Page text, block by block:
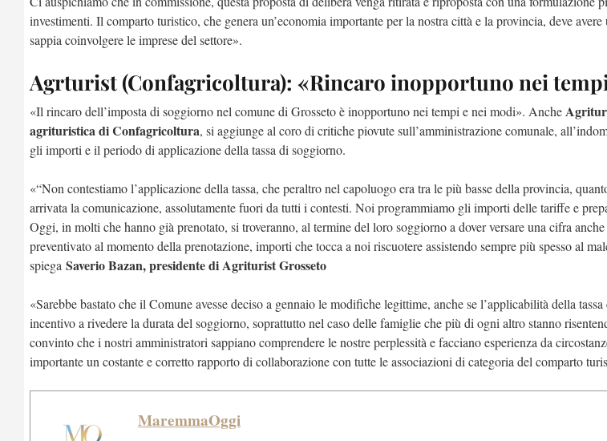
investimenti. Il comparto turistico, che genera un’economia importante per la nostra città e la provincia, deve
sappia coinvolgere le imprese del settore».
Agrturist (Confagricoltura): «Rincaro inopportuno nei
«Il rincaro dell’imposta di soggiorno nel comune di Grosseto è inopportuno nei tempi e nei modi». Anche
agrituristica di Confagricoltura, si aggiunge al coro di critiche piovute sull’amministrazione comunale,
gli importi e il periodo di applicazione della tassa di soggiorno.
«“Non contestiamo l’applicazione della tassa, che peraltro nel capoluogo era tra le più basse della provincia,
arrivata la comunicazione, assolutamente fuori da tutti i contesti. Noi programmiamo gli importi delle tariffe e
Oggi, in molti che hanno già prenotato, si troveranno, al termine del loro soggiorno a dover versare una cifra
preventivato al momento della prenotazione, importi che tocca a noi riscuotere assistendo sempre più spesso al
spiega Saverio Bazan, presidente di Agriturist Grosseto
«Sarebbe bastato che il Comune avesse deciso a gennaio le modifiche legittime, anche se l’applicabilità della tassa
incentivo a rivedere la durata del soggiorno, soprattutto nel caso delle famiglie che più di ogni altro stanno
convinto che i nostri amministratori sappiano comprendere le nostre perplessità e facciano esperienza da
importante un costante e corretto rapporto di collaborazione con tutte le associazioni di categoria del comparto
MaremmaOggi